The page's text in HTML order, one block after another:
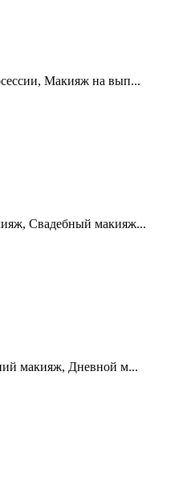
Макияж на вып...
Свадебный макияж...
макияж, Дневной м...